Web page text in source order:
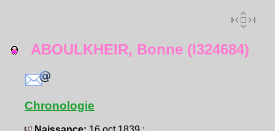
ABOULKHEIR, Bonne (I324684)
Chronologie